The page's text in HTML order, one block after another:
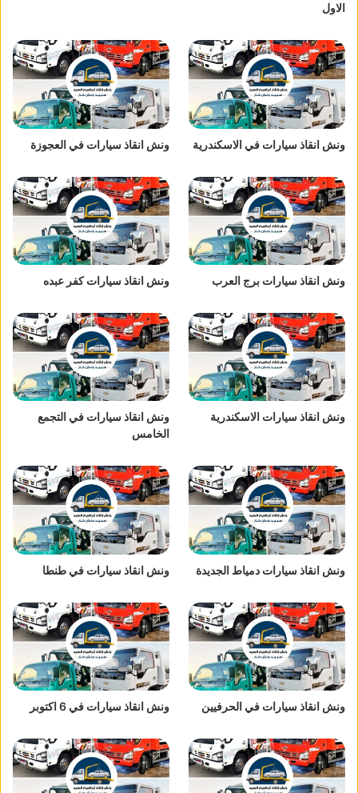
الاول
ونش انقاذ سيارات في الاسكندرية ونش انقاذ سيارات في العجوزة
ونش انقاذ سيارات برج العرب ونش انقاذ سيارات كفر عبده
ونش انقاذ سيارات الاسكندرية
ونش انقاذ سيارات في التجمع
الخامس
ونش انقاذ سيارات دمياط الجديدة ونش انقاذ سيارات في طنطا
ونش انقاذ سيارات في الحرفيين ونش انقاذ سيارات في 6 اكتوبر